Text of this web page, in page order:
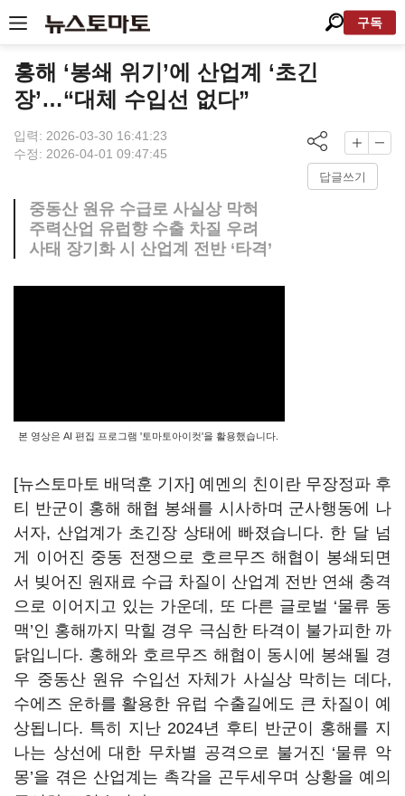
구독
홍해 ‘봉쇄 위기’에 산업계 ‘초긴
장’…“대체 수입선 없다”
입력: 2026-03-30 16:41:23
수정: 2026-04-01 09:47:45
답글쓰기
중동산 원유 수급로 사실상 막혀
주력산업 유럽향 수출 차질 우려
사태 장기화 시 산업계 전반 ‘타격’
본 영상은 AI 편집 프로그램 '토마토아이컷'을 활용했습니다.
[뉴스토마토 배덕훈 기자] 예멘의 친이란 무장정파 후
티 반군이 홍해 해협 봉쇄를 시사하며 군사행동에 나
서자, 산업계가 초긴장 상태에 빠졌습니다. 한 달 넘
게 이어진 중동 전쟁으로 호르무즈 해협이 봉쇄되면
서 빚어진 원재료 수급 차질이 산업계 전반 연쇄 충격
으로 이어지고 있는 가운데 , 또 다른 글로벌 ‘물류 동
맥’인 홍해까지 막힐 경우 극심한 타격이 불가피한 까
닭입니다. 홍해와 호르무즈 해협이 동시에 봉쇄될 경
우 중동산 원유 수입선 자체가 사실상 막히는 데다,
수에즈 운하를 활용한 유럽 수출길에도 큰 차질이 예
상됩니다. 특히 지난 2024년 후티 반군이 홍해를 지
나는 상선에 대한 무차별 공격으로 불거진 ‘물류 악
몽’을 겪은 산업계는 촉각을 곤두세우며 상황을 예의